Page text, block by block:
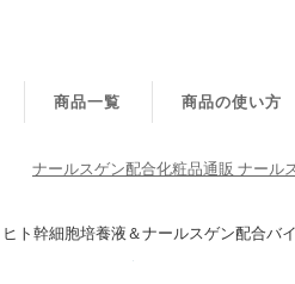
商品一覧 商品の使い方
ナールスゲン配合化粧品通販 ナール
ヒト幹細胞培養液＆ナールスゲン配合バ